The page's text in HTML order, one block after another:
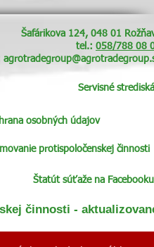
Šafárikova 124, 048 01
tel.: 058/788 08
Servisné strediská
osobných údajov
protispoločenskej činnosti
činnosti -
Štatút súťaže na Facebooku